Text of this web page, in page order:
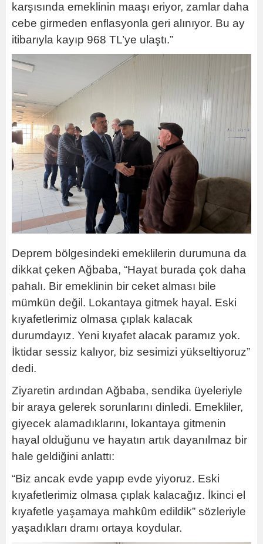
karşısında emeklinin maaşı eriyor, zamlar daha
cebe girmeden enflasyonla geri alınıyor. Bu ay
itibarıyla kayıp 968 TL’ye ulaştı.”
Deprem bölgesindeki emeklilerin durumuna da
dikkat çeken Ağbaba, “Hayat burada çok daha
pahalı. Bir emeklinin bir ceket alması bile
mümkün değil. Lokantaya gitmek hayal. Eski
kıyafetlerimiz olmasa çıplak kalacak
durumdayız. Yeni kıyafet alacak paramız yok.
İktidar sessiz kalıyor, biz sesimizi yükseltiyoruz”
dedi.
Ziyaretin ardından Ağbaba, sendika üyeleriyle
bir araya gelerek sorunlarını dinledi. Emekliler,
giyecek alamadıklarını, lokantaya gitmenin
hayal olduğunu ve hayatın artık dayanılmaz bir
hale geldiğini anlattı:
“Biz ancak evde yapıp evde yiyoruz. Eski
kıyafetlerimiz olmasa çıplak kalacağız. İkinci el
kıyafetle yaşamaya mahkûm edildik” sözleriyle
yaşadıkları dramı ortaya koydular.